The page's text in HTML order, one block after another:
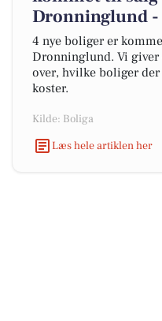
Dronninglund -
4 nye boliger er
Dronninglund. Vi
over, hvilke boliger
koster.
Kilde: Boliga
Læs hele artiklen her